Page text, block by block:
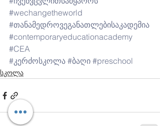
#wechangetheworld
#თანამედროვეგანათლებისაკადემია
#contemporaryeducationacademy
#CEA
#კერძოსკოლა #ბაღი #preschool
სკოლა